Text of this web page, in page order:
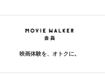
映画体験を、オトクに。